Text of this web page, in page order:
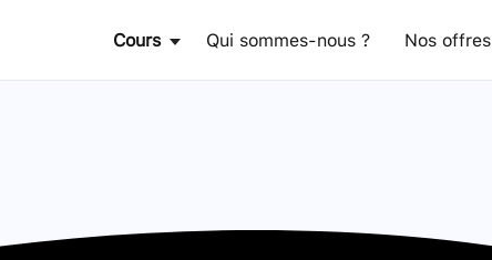
Cours Qui sommes-nous ? Nos offres